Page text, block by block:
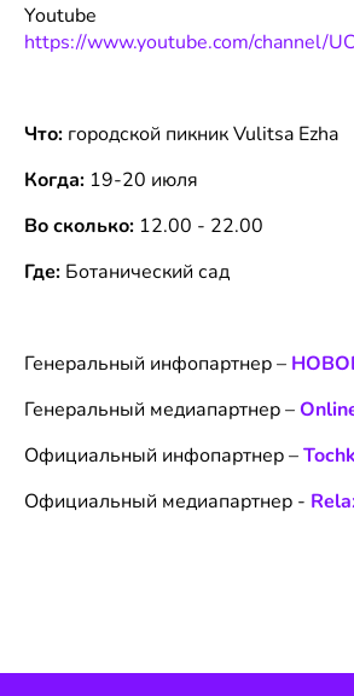
Youtube
https://www.youtube.com/channel/
Что: городской пикник Vulitsa Ezha
Когда: 19-20 июля
Во сколько: 12.00 - 22.00
Где: Ботанический сад
Генеральный инфопартнер –
Генеральный медиапартнер –
Официальный инфопартнер –
Официальный медиапартнер -